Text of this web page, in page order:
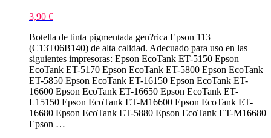
3,90 €
Botella de tinta pigmentada gen?rica Epson 113
(C13T06B140) de alta calidad. Adecuado para uso en las
siguientes impresoras: Epson EcoTank ET-5150 Epson
EcoTank ET-5170 Epson EcoTank ET-5800 Epson EcoTank
ET-5850 Epson EcoTank ET-16150 Epson EcoTank ET-
16600 Epson EcoTank ET-16650 Epson EcoTank ET-
L15150 Epson EcoTank ET-M16600 Epson EcoTank ET-
16680 Epson EcoTank ET-5880 Epson EcoTank ET-M16680
Epson …